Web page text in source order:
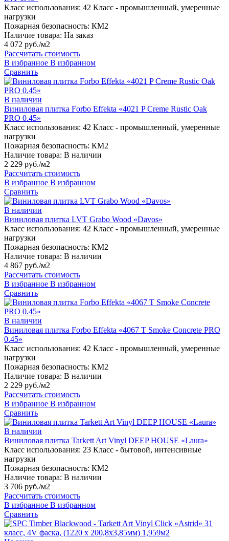
Класс использования: 42 Класс - промышленный, умеренные
нагрузки
Пожарная безопасность: КМ2
Наличие товара: На заказ
4 072 руб./м2
Рассчитать стоимость
В избранное В избранном
Сравнить
В наличии
Виниловая плитка Forbo Effekta «4021 P Creme Rustic Oak
PRO 0.45»
Класс использования: 42 Класс - промышленный, умеренные
нагрузки
Пожарная безопасность: КМ2
Наличие товара: В наличии
2 229 руб./м2
Рассчитать стоимость
В избранное В избранном
Сравнить
В наличии
Виниловая плитка LVT Grabo Wood «Davos»
Класс использования: 42 Класс - промышленный, умеренные
нагрузки
Пожарная безопасность: КМ2
Наличие товара: В наличии
4 867 руб./м2
Рассчитать стоимость
В избранное В избранном
Сравнить
В наличии
Виниловая плитка Forbo Effekta «4067 T Smoke Concrete PRO
0.45»
Класс использования: 42 Класс - промышленный, умеренные
нагрузки
Пожарная безопасность: КМ2
Наличие товара: В наличии
2 229 руб./м2
Рассчитать стоимость
В избранное В избранном
Сравнить
В наличии
Виниловая плитка Tarkett Art Vinyl DEEP HOUSE «Laura»
Класс использования: 23 Класс - бытовой, интенсивные
нагрузки
Пожарная безопасность: КМ2
Наличие товара: В наличии
3 706 руб./м2
Рассчитать стоимость
В избранное В избранном
Сравнить